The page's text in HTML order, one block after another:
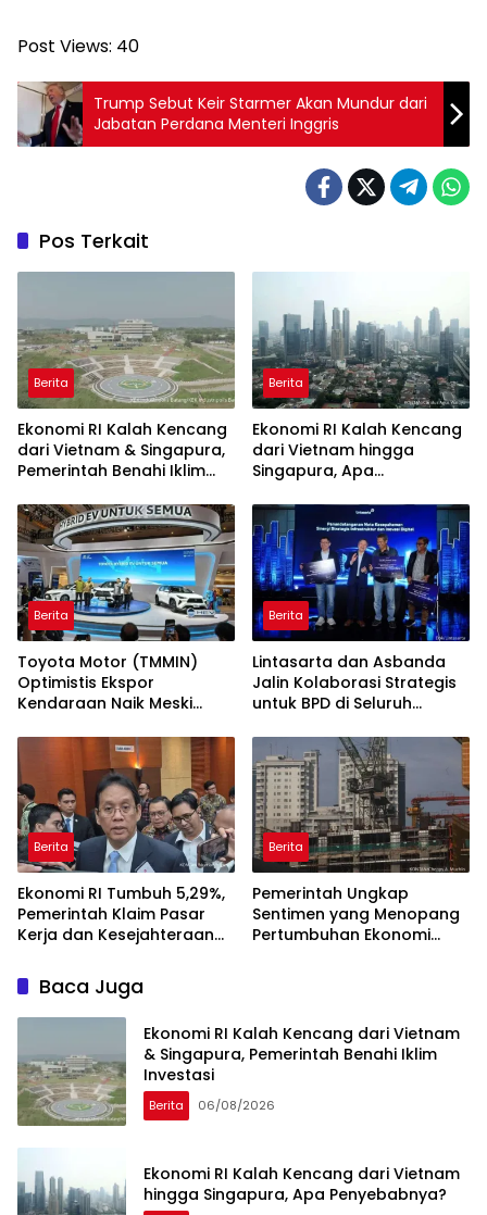
Post Views: 40
Trump Sebut Keir Starmer Akan Mundur dari
Jabatan Perdana Menteri Inggris
Pos Terkait
Berita
Ekonomi RI Kalah Kencang
dari Vietnam & Singapura,
Pemerintah Benahi Iklim
Berita
Ekonomi RI Kalah Kencang
dari Vietnam hingga
Singapura, Apa
Berita
Toyota Motor (TMMIN)
Optimistis Ekspor
Kendaraan Naik Meski
Berita
Lintasarta dan Asbanda
Jalin Kolaborasi Strategis
untuk BPD di Seluruh
Berita
Ekonomi RI Tumbuh 5,29%,
Pemerintah Klaim Pasar
Kerja dan Kesejahteraan
Berita
Pemerintah Ungkap
Sentimen yang Menopang
Pertumbuhan Ekonomi
Baca Juga
Ekonomi RI Kalah Kencang dari Vietnam
& Singapura, Pemerintah Benahi Iklim
Investasi
Berita 06/08/2026
Ekonomi RI Kalah Kencang dari Vietnam
hingga Singapura, Apa Penyebabnya?